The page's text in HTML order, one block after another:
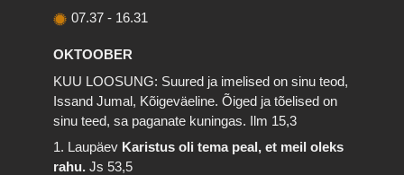
07.37 - 16.31
OKTOOBER
KUU LOOSUNG: Suured ja imelised on sinu teod,
Issand Jumal, Kõigeväeline. Õiged ja tõelised on
sinu teed, sa paganate kuningas. Ilm 15,3
1. Laupäev Karistus oli tema peal, et meil oleks
rahu.Js 53,5